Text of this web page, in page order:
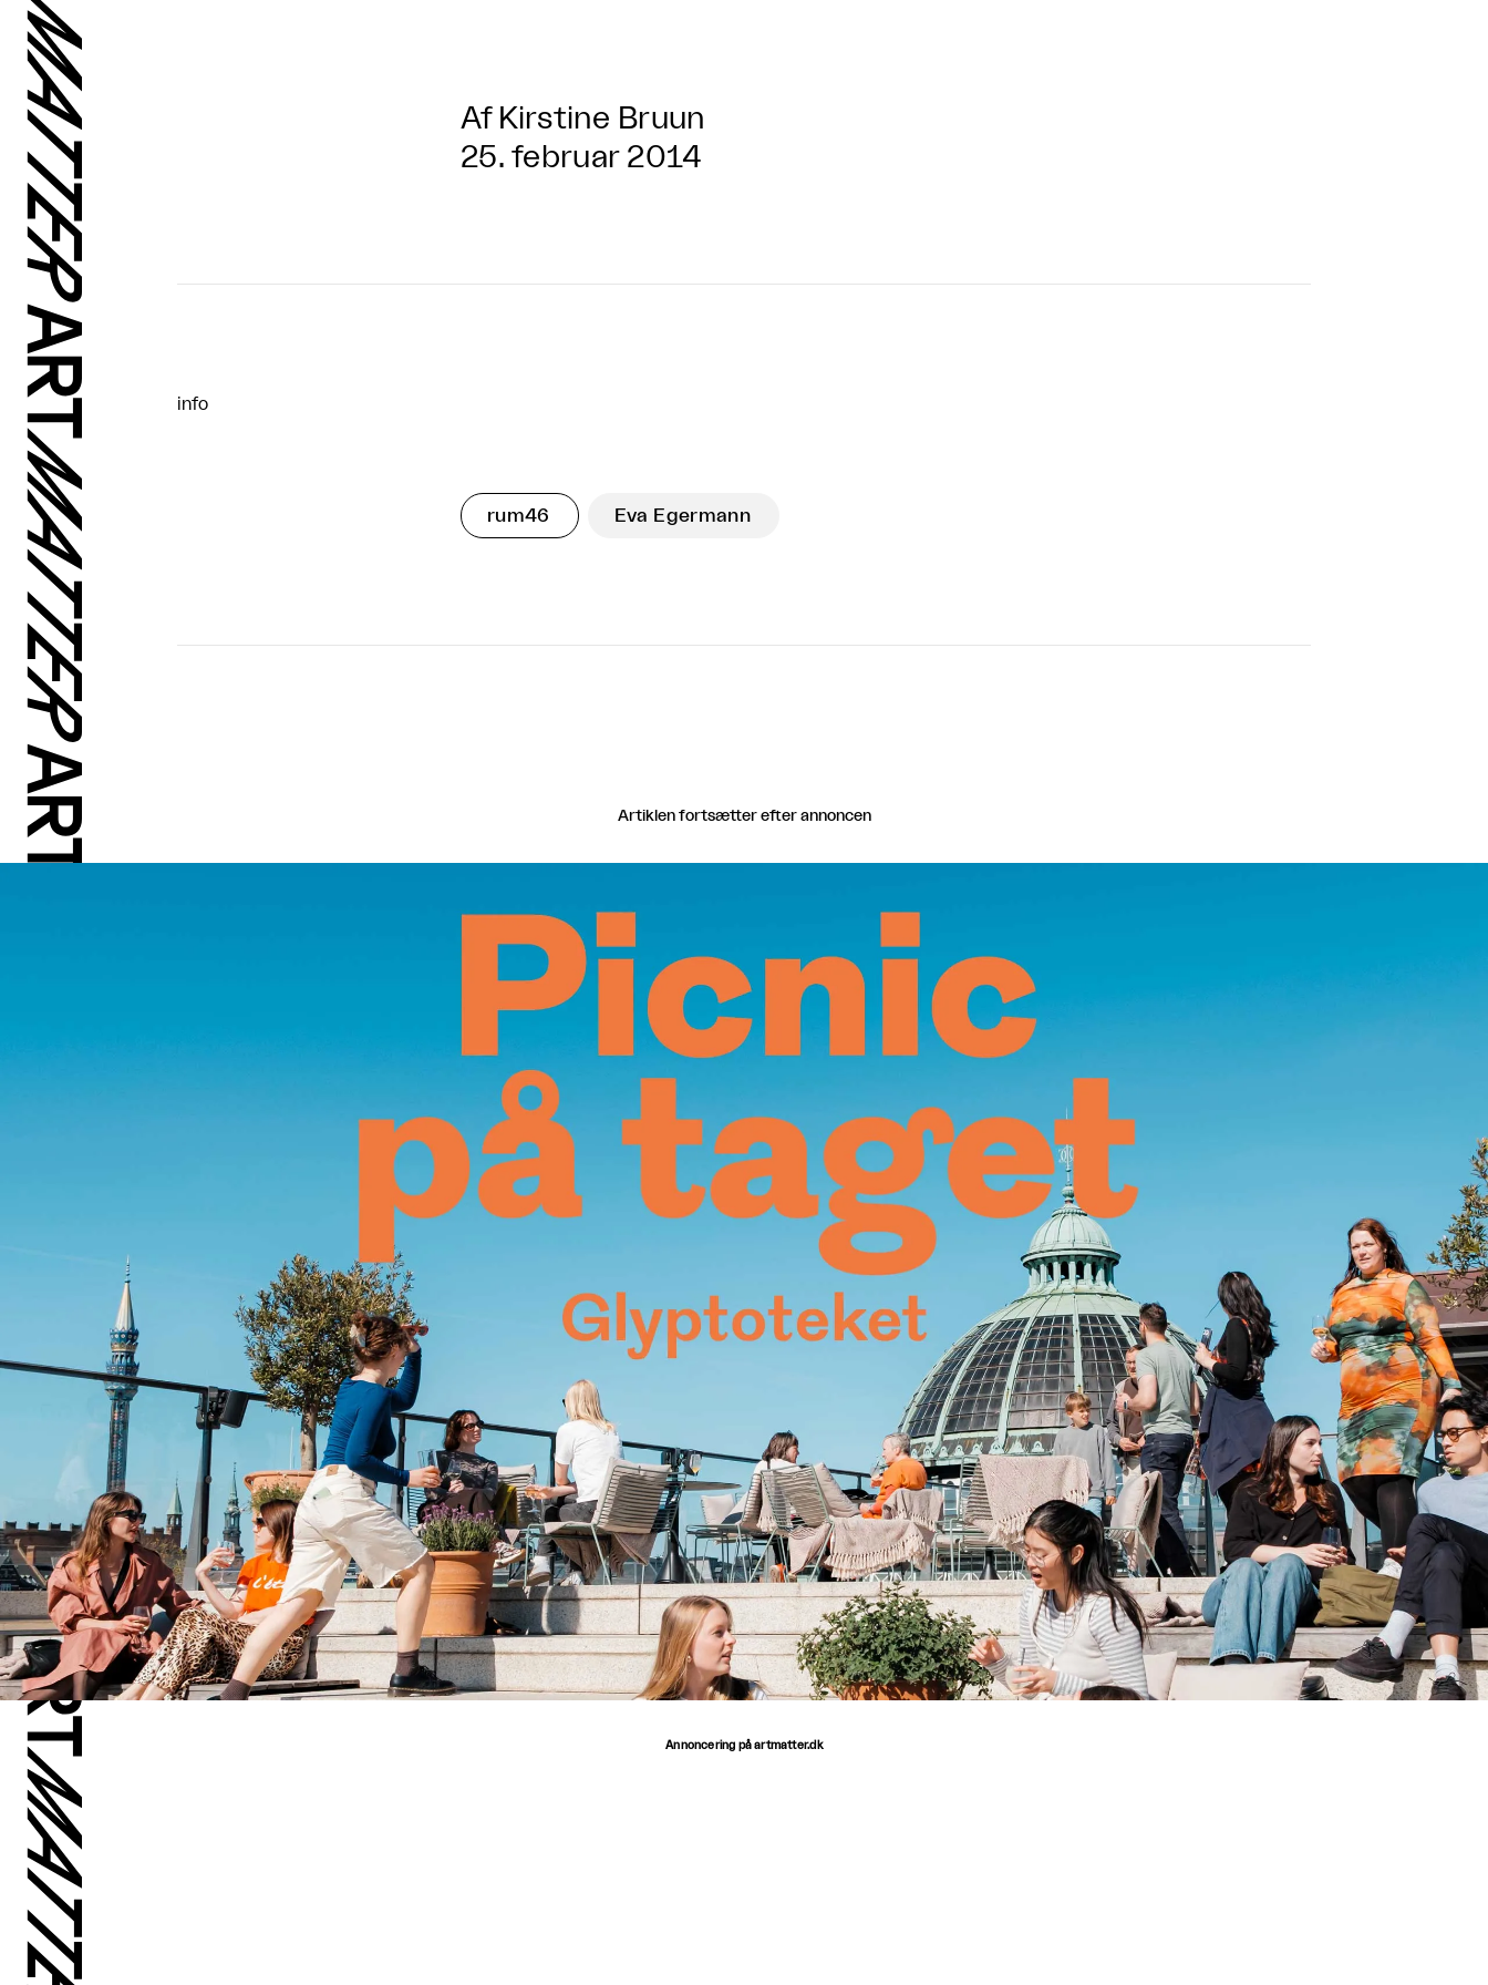
Af Kirstine Bruun
25. februar 2014
info
rum46 Eva Egermann
Artiklen fortsætter efter annoncen
Annoncering på artmatter.dk